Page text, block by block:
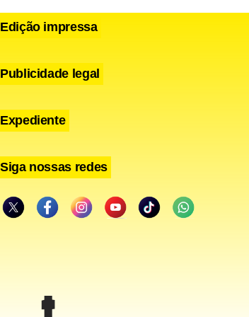
Edição impressa
Publicidade legal
Expediente
Siga nossas redes